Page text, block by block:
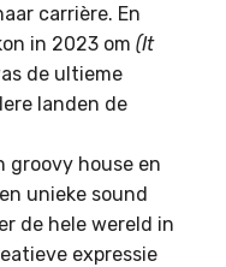
carrière. En
in 2023 om (It
de ultieme
landen de
groovy house en
unieke sound
de hele wereld in
expressie